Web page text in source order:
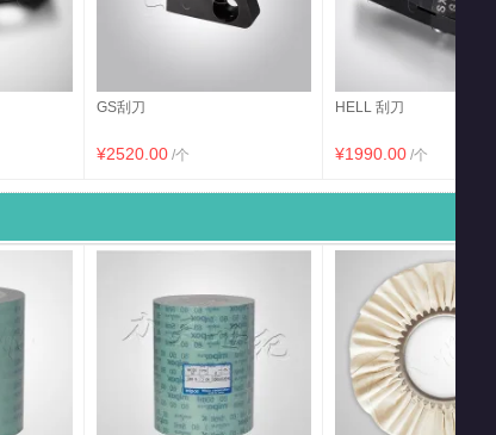
GS刮刀
¥2520.00 /个
HELL 刮刀
¥1990.00 /个